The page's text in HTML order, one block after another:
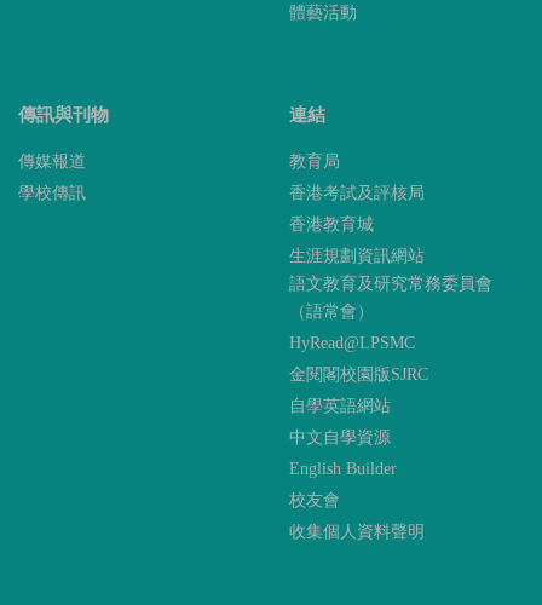
體藝活動
傳訊與刊物
傳媒報道
學校傳訊
連結
教育局
香港考試及評核局
香港教育城
生涯規劃資訊網站
語文教育及研究常務委員會
（語常會）
HyRead@LPSMC
金閱閣校園版SJRC
自學英語網站
中文自學資源
English Builder
校友會
收集個人資料聲明